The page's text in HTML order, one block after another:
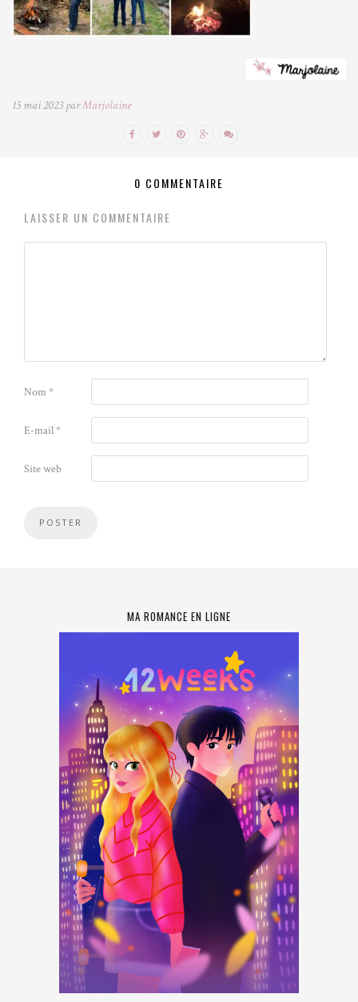
15 mai 2023 parMarjolaine
0 COMMENTAIRE
LAISSER UN COMMENTAIRE
Nom*
E-mail*
Site web
MA ROMANCE EN LIGNE